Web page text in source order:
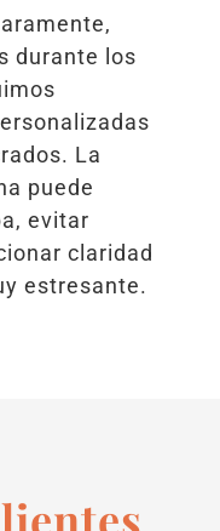
durante los
La
puede
evitar
claridad
estresante.